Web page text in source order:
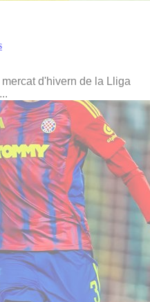
d'hivern de la Lliga